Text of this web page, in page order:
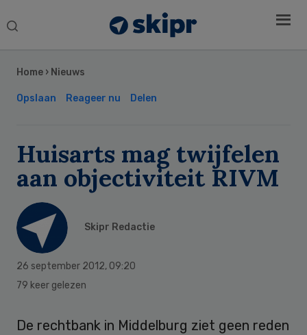
Search
Home › Nieuws
Opslaan Reageer nu Delen
Huisarts mag twijfelen
aan objectiviteit RIVM
Skipr Redactie
26 september 2012, 09:20
79 keer gelezen
De rechtbank in Middelburg ziet geen reden
Sidebar